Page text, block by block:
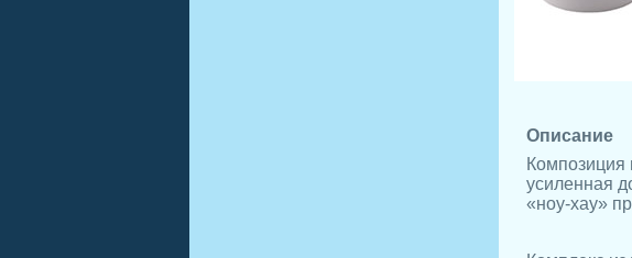
Описание
Композиция
усиленная
«ноу-хау»